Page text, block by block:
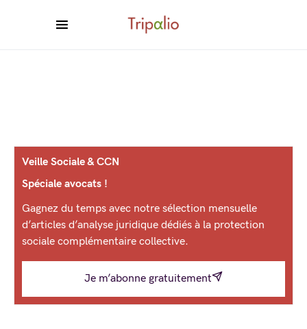
Veille Sociale & CCN
Spéciale avocats !
Gagnez du temps avec notre sélection mensuelle
d’articles d’analyse juridique dédiés à la protection
sociale complémentaire collective.
Je m’abonne gratuitement